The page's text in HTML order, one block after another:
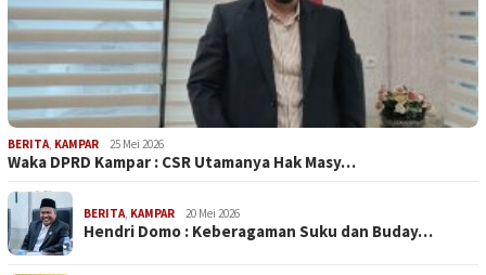
BERITA, KAMPAR 25 Mei 2026
Waka DPRD Kampar : CSR Utamanya Hak Masy…
BERITA, KAMPAR 20 Mei 2026
Hendri Domo : Keberagaman Suku dan Buday…